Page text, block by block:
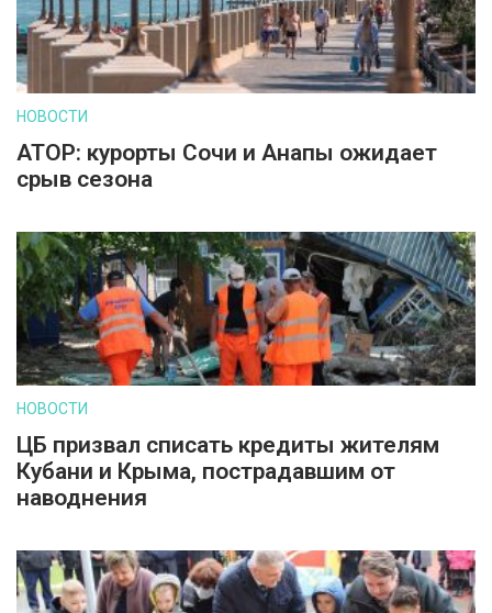
НОВОСТИ
АТОР: курорты Сочи и Анапы ожидает
срыв сезона
НОВОСТИ
ЦБ призвал списать кредиты жителям
Кубани и Крыма, пострадавшим от
наводнения